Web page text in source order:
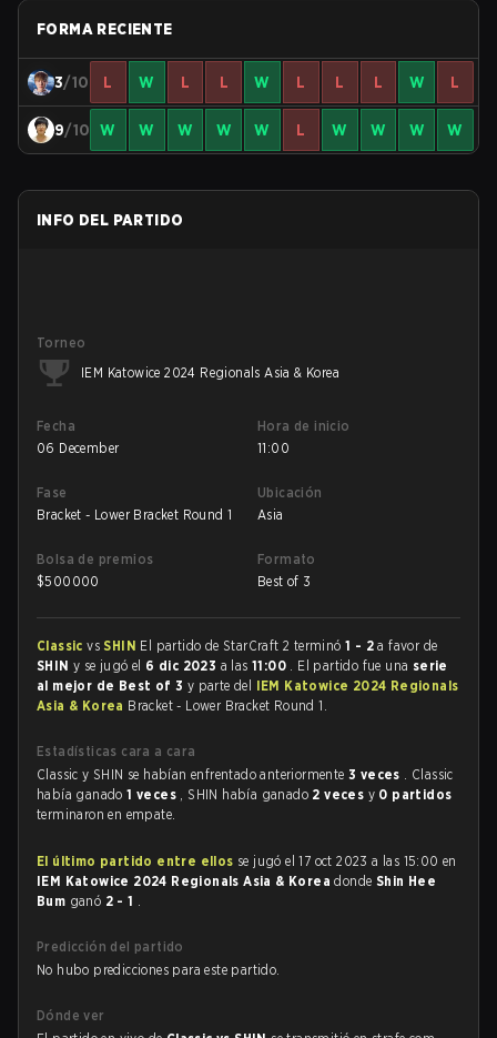
FORMA RECIENTE
3/10 L W L L W L L L W L
9/10 W W W W W L W W W W
INFO DEL PARTIDO
Torneo
IEM Katowice 2024 Regionals Asia & Korea
Fecha
06 December
Hora de inicio
11:00
Fase
Bracket - Lower Bracket Round 1
Ubicación
Asia
Bolsa de premios
$500000
Formato
Best of 3
Classicvs SHIN El partido de StarCraft 2 terminó1 - 2 a favor de
SHIN y se jugó el 6 dic 2023 a las11:00 . El partido fue una serie
al mejor de Best of 3 y parte del IEM Katowice 2024 Regionals
Asia & Korea Bracket - Lower Bracket Round 1.
Estadísticas cara a cara
Classic y SHIN se habían enfrentado anteriormente 3 veces . Classic
había ganado1 veces , SHIN había ganado 2 veces y 0 partidos
terminaron en empate.
El último partido entre ellos se jugó el 17 oct 2023 a las 15:00 en
IEM Katowice 2024 Regionals Asia & Koreadonde Shin Hee
Bum ganó 2 - 1 .
Predicción del partido
No hubo predicciones para este partido.
Dónde ver